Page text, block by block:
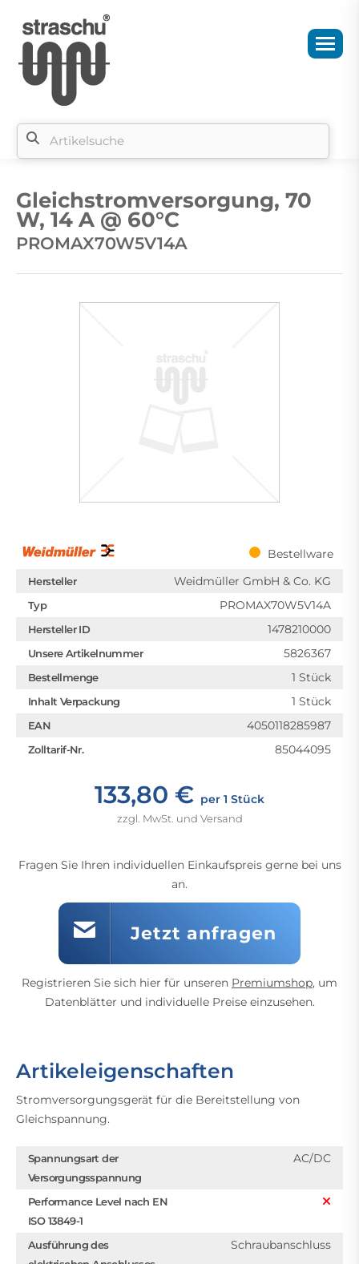
Gleichstromversorgung, 70
W, 14 A @ 60°C
PROMAX70W5V14A
Bestellware
Hersteller Weidmüller GmbH & Co. KG
Typ PROMAX70W5V14A
Hersteller ID 1478210000
Unsere Artikelnummer 5826367
Bestellmenge 1 Stück
Inhalt Verpackung 1 Stück
EAN 4050118285987
Zolltarif-Nr. 85044095
133,80 € per 1 Stück
zzgl. MwSt. und Versand
Fragen Sie Ihren individuellen Einkaufspreis gerne bei uns
an.
Jetzt anfragen
Registrieren Sie sich hier für unseren Premiumshop, um
Datenblätter und individuelle Preise einzusehen.
Artikeleigenschaften
Stromversorgungsgerät für die Bereitstellung von
Gleichspannung.
Spannungsart der
Versorgungsspannung
AC/DC
Performance Level nach EN
ISO 13849-1
Ausführung des
Schraubanschluss